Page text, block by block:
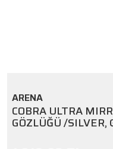
ARENA
COBRA ULTRA
GÖZLÜĞÜ /